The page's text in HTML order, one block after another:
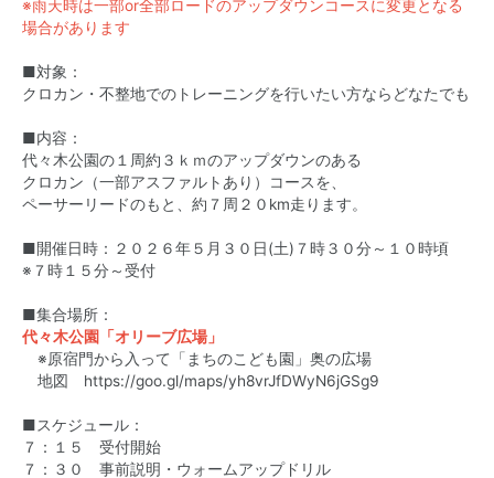
※雨天時は一部or全部ロードのアップダウンコースに変更となる
場合があります
■対象：
クロカン・不整地でのトレーニングを行いたい方ならどなたでも
■内容：
代々木公園の１周約３ｋｍのアップダウンのある
クロカン（一部アスファルトあり）コースを、
ペーサーリードのもと、約７周２０km走ります。
■開催日時：２０２６年５月３０日(土)７時３０分～１０時頃
※７時１５分～受付
■集合場所：
代々木公園「オリーブ広場」
※原宿門から入って「まちのこども園」奥の広場
地図 https://goo.gl/maps/yh8vrJfDWyN6jGSg9
■スケジュール：
７：１５ 受付開始
７：３０ 事前説明・ウォームアップドリル